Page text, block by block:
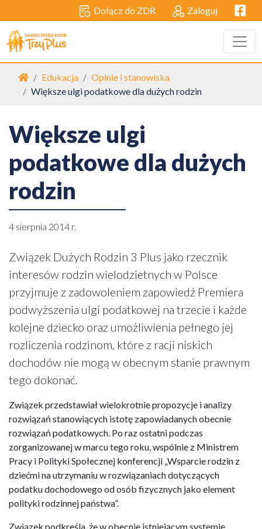
Dołącz do ZDR Zaloguj
Strona główna
Edukacja
Opinie i stanowiska
Większe ulgi podatkowe dla dużych rodzin
Większe ulgi
podatkowe dla dużych
rodzin
4 sierpnia 2014 r.
Związek Dużych Rodzin 3 Plus jako rzecznik
interesów rodzin wielodzietnych w Polsce
przyjmuje z zadowoleniem zapowiedź Premiera
podwyższenia ulgi podatkowej na trzecie i każde
kolejne dziecko oraz umożliwienia pełnego jej
rozliczenia rodzinom, które z racji niskich
dochodów nie mogą w obecnym stanie prawnym
tego dokonać.
Związek przedstawiał wielokrotnie propozycje i analizy
rozwiązań stanowiących istotę zapowiadanych obecnie
rozwiązań podatkowych. Po raz ostatni podczas
zorganizowanej w marcu tego roku, wspólnie z Ministrem
Pracy i Polityki Społecznej konferencji „Wsparcie rodzin z
dziećmi na utrzymaniu w rozwiązaniach dotyczących
podatku dochodowego od osób fizycznych jako element
polityki rodzinnej państwa”.
Związek podkreśla, że w obecnie istniejącym systemie